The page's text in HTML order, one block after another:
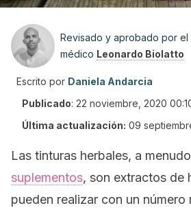
Revisado y aprobado por el
médico Leonardo Biolatto
Escrito por Daniela Andarcia
Publicado: 22 noviembre, 2020
Última actualización: 09
Las tinturas herbales, a
suplementos, son extractos de
pueden realizar con un número